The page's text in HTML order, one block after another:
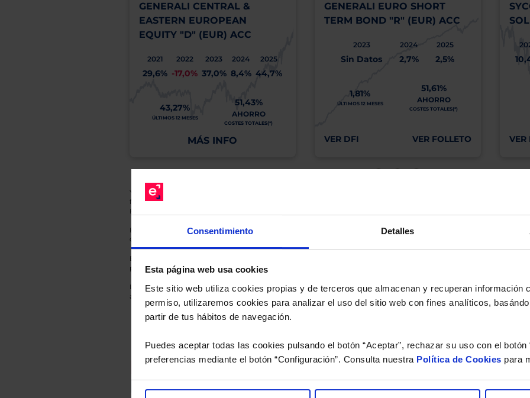
Consentimiento Detalles
Esta página web usa cookies
Este sitio web utiliza cookies propias y de terceros que almacenan y recuperan información
permiso, utilizaremos cookies para analizar el uso del sitio web con fines analíticos,
partir de tus hábitos de navegación.
Puedes aceptar todas las cookies pulsando el botón “Aceptar”, rechazar su uso con el botón
preferencias mediante el botón “Configuración”. Consulta nuestra Política de Cookies para
GENERALI CENTRAL &
EASTERN EUROPEAN
EQUITY "D" (EUR) ACC
2021
29,6%
2022
-17,0%
2023
37,0%
2024
8,4%
2025
44,7%
43,27%
ÚLTIMOS 12 MESES
51,43%
AHORRO
COSTES TOTALES(*)
MÁS INFO
GENERALI EURO SHORT
TERM BOND "R" (EUR) ACC
2023
Sin Datos
2024
2,7%
2025
2,5%
1,81%
ÚLTIMOS 12 MESES
51,61%
AHORRO
COSTES TOTALES(*)
VER DFI VER FOLLETO VER
Y recuerde que toda inversión conlleva riesgos, incluida la ausencia de rentabilidad y/o la pérdida del principal invertido. El
fluctuaciones del mercado, sin que rentabilidades pasadas garanticen resultados en el futuro ni sean indicativas de
El Grupo EBN no puede garantizar que cualquier capital invertido mantendrá o aumentará su valor.
En cada una de las fichas de nuestros Fondos de Inversión tiene a su disposición información completa y relativa a dicho
Gestora y la entidad depositaria del mismo y sobre el Folleto (clicando en «ver informe») y el DFI (clicando en «ver ficha»).
Esto es una comunicación publicitaria. EBN no está recomendando la compra de estos Fondos en concreto. Consulte el
para el inversor antes de tomar una decisión final de inversión. El Cliente es responsable de las decisiones de inversión que
Los datos de rentabilidad mostrados hacen referencia a los Valores Liquidativos del Fondo al cierre de la última sesión, y se
anterior a Valor Liquidativo actual con reinversión de dividendos si el fondo es de reparto. Todas las rentabilidades mostradas
Recomendado.
Le hacemos un estudio gratuito de su